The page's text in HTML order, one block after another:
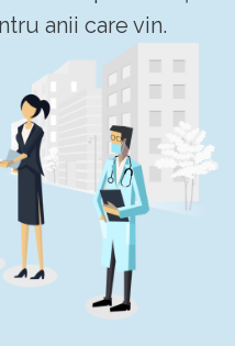
anii care vin.